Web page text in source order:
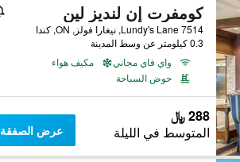
كومفرت إن لنديز لين
7514 Lundy's Lane, نيغارا فولز, ON, كندا
0.3 كيلومتر عن وسط المدينة
واي فاي مجاني
مكيف هواء
حوض السباحة
288 ﷼
المتوسط في الليلة عرض الصفقة